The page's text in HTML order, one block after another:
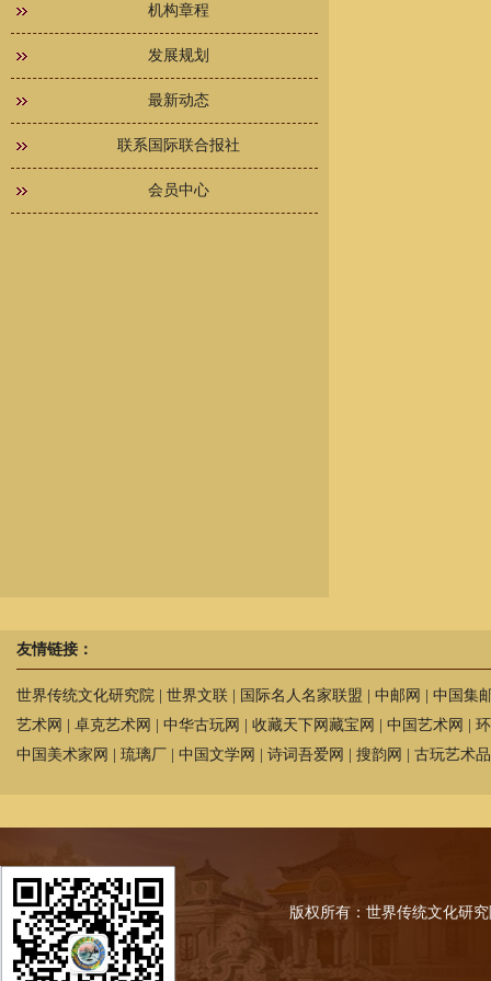
机构章程
发展规划
最新动态
联系国际联合报社
会员中心
友情链接：
世界传统文化研究院 世界文联 国际名人名家联盟 中邮网
中国集
艺术网
卓克艺术网 中华古玩网 收藏天下网藏宝网 中国艺术网
中国美术家网
琉璃厂 中国文学网 诗词吾爱网 搜韵网 古玩艺术
版权所有：世界传统文化研